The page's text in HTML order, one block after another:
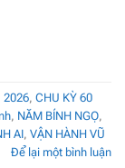
2026, CHU KỲ 60
, NĂM BÍNH NGỌ,
AI, VẬN HÀNH VŨ
Để lại một bình luận